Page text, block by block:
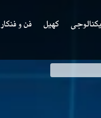
کھیل فن و فنکار